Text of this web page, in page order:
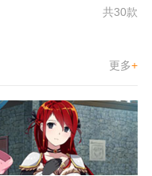
共30款
更多+